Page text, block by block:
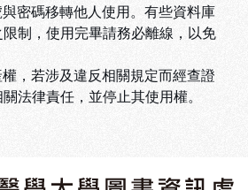
密碼移轉他人使用。有些資料庫
制，使用完畢請務必離線，以免
，若涉及違反相關規定而經查證
法律責任，並停止其使用權。